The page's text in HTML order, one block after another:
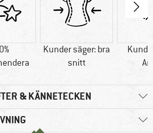
Kunder säger: bra
snitt
& KÄNNETECKEN